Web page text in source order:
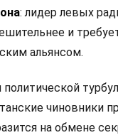
: лидер левых
и
альянсом.
чиновники
на обмене